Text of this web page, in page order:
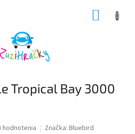
Tropical Bay 3000
Značka: Bluebird